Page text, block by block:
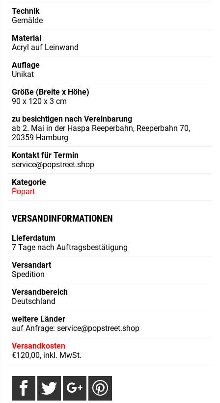
Technik
Gemälde
Material
Acryl auf Leinwand
Auflage
Unikat
Größe (Breite x Höhe)
90 x 120 x 3 cm
zu besichtigen nach Vereinbarung
ab 2. Mai in der Haspa Reeperbahn, Reeperbahn 70,
20359 Hamburg
Kontakt für Termin
service@popstreet.shop
Kategorie
Popart
VERSANDINFORMATIONEN
Lieferdatum
7 Tage nach Auftragsbestätigung
Versandart
Spedition
Versandbereich
Deutschland
weitere Länder
auf Anfrage: service@popstreet.shop
Versandkosten
€120,00, inkl. MwSt.